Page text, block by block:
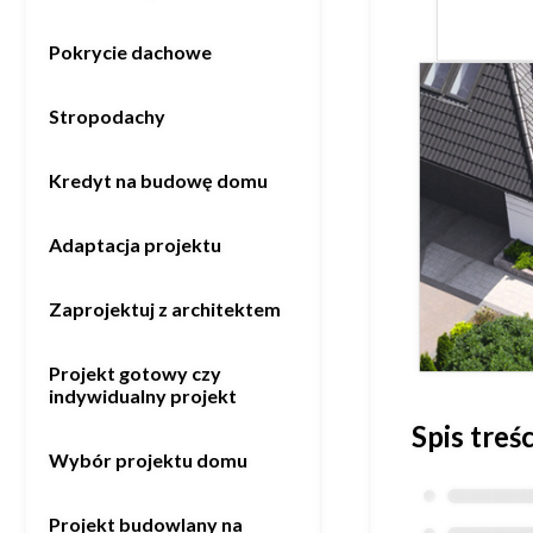
Realizacje
Referencje
KALKULATOR BUDOWY
BLOG
O NAS
Pokrycie dachowe
Stropodachy
Kredyt na budowę domu
Adaptacja projektu
Zaprojektuj z architektem
Projekt gotowy czy
indywidualny projekt
Wybór projektu domu
Projekt budowlany na
Spis